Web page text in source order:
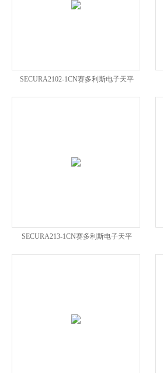
SECURA2102-1CN赛多利斯电子天平
SECURA2102-1CN
SECURA213-1CN赛多利斯电子天平
SECURA213-1CN